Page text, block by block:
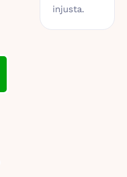
injusta.